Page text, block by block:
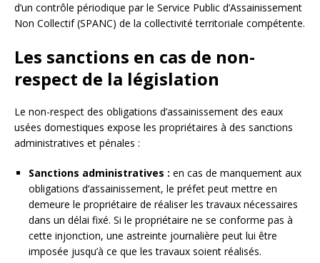
d’un contrôle périodique par le Service Public d’Assainissement
Non Collectif (SPANC) de la collectivité territoriale compétente.
Les sanctions en cas de non-
respect de la législation
Le non-respect des obligations d’assainissement des eaux
usées domestiques expose les propriétaires à des sanctions
administratives et pénales :
Sanctions administratives : en cas de manquement aux
obligations d’assainissement, le préfet peut mettre en
demeure le propriétaire de réaliser les travaux nécessaires
dans un délai fixé. Si le propriétaire ne se conforme pas à
cette injonction, une astreinte journalière peut lui être
imposée jusqu’à ce que les travaux soient réalisés.